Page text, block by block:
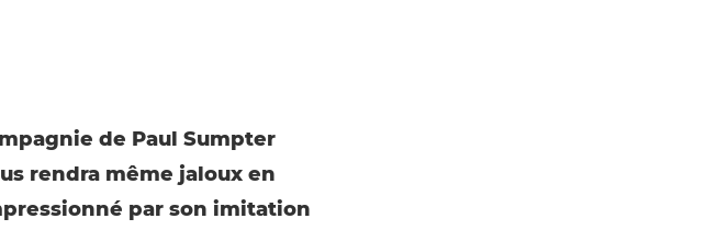
de Paul Sumpter
rendra même jaloux en
par son imitation